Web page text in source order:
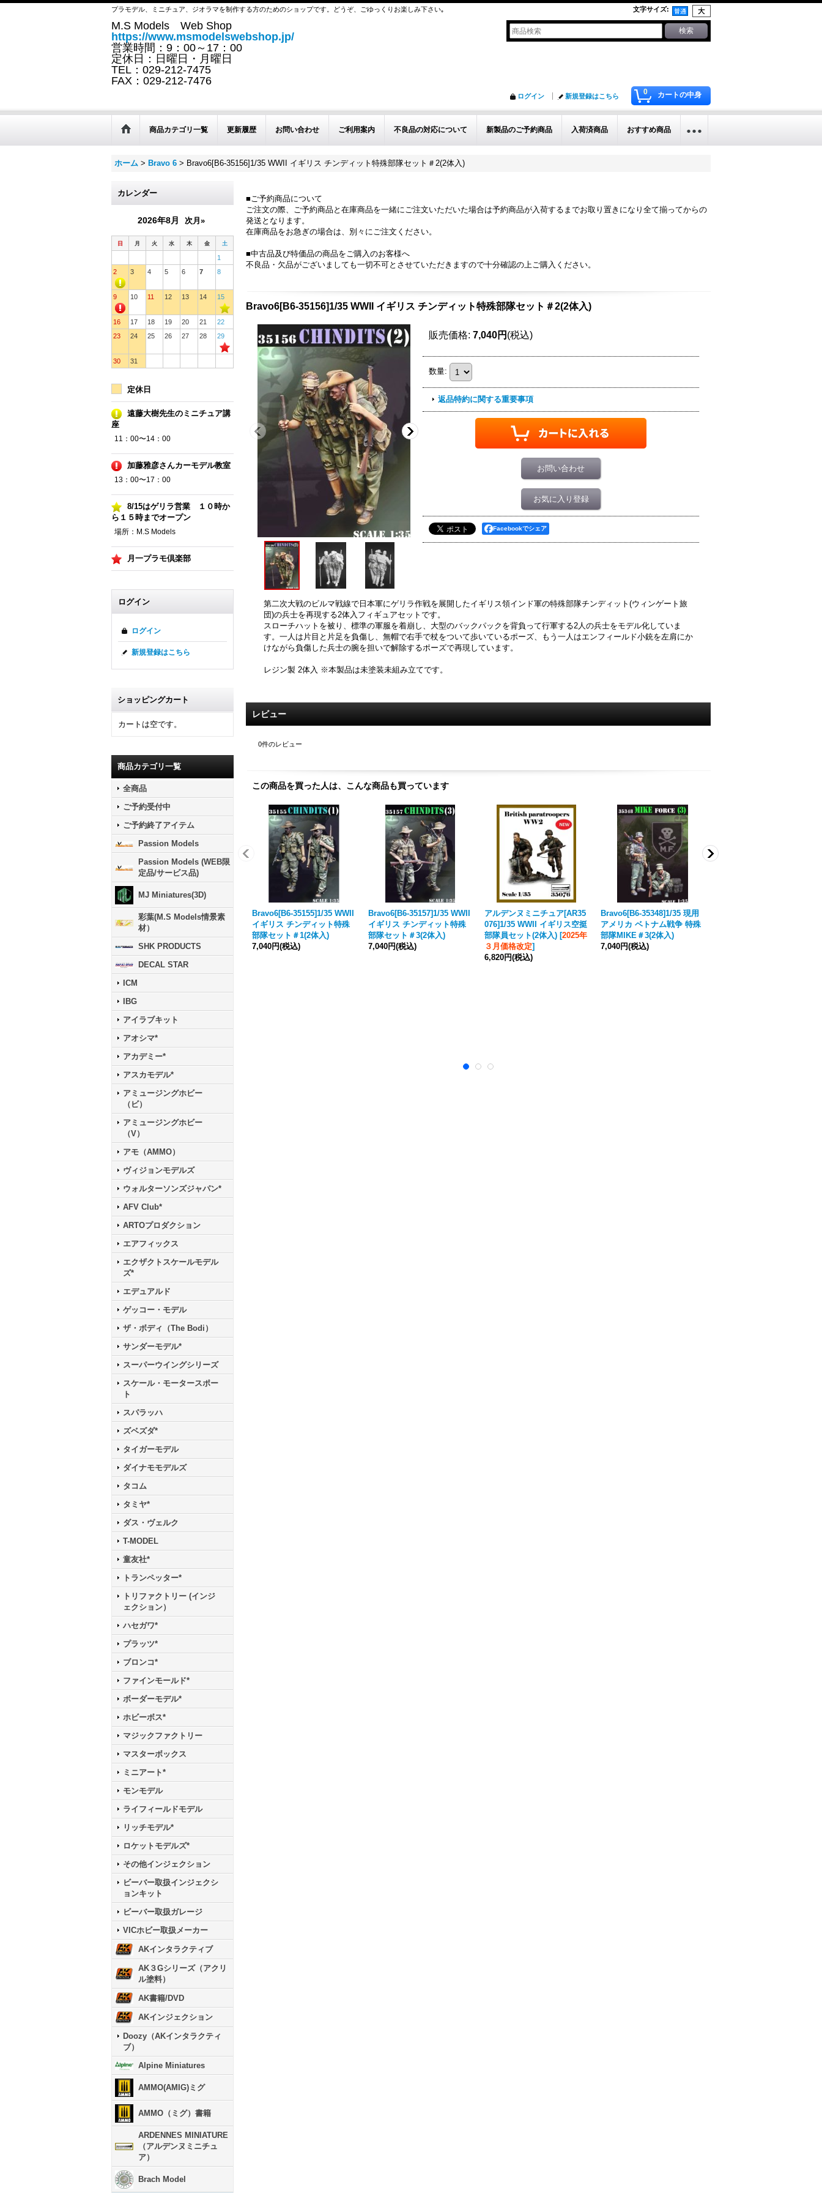
プラモデル、ミニチュア、ジオラマを制作する方のためのショップです。どうぞ、ごゆっくりお楽しみ下さい｡ 文字サイズ:
M.S Models Web Shop
https://www.msmodelswebshop.jp/
営業時間：9：00～17：00
定休日：日曜日・月曜日
TEL：029-212-7475
FAX：029-212-7476
0 カートの中身
ログイン 新規登録はこちら
商品カテゴリ一覧 更新履歴 お問い合わせ ご利用案内 不良品の対応について 新製品のご予約商品 入荷済商品 おすすめ商品
ホーム > Bravo 6 > Bravo6[B6-35156]1/35 WWII イギリス チンディット特殊部隊セット＃2(2体入)
カレンダー
2026年8月 次月»
日 月 火 水 木 金 土
1
2
3 4 5 6 7 8
9 10 11 12 13 14 15
16 17 18 19 20 21
22
23
24 25 26 27 28 29
30 31
定休日
遠藤大樹先生のミニチュア講
座
11：00〜14：00
加藤雅彦さんカーモデル教室
13：00〜17：00
8/15はゲリラ営業 １０時か
ら１５時までオープン
場所：M.S Models
月一プラモ倶楽部
ログイン
ログイン
新規登録はこちら
ショッピングカート
カートは空です。
商品カテゴリ一覧
全商品
ご予約受付中
ご予約終了アイテム
Passion Models
Passion Models (WEB限
定品/サービス品)
MJ Miniatures(3D)
彩葉(M.S Models情景素
材）
SHK PRODUCTS
DECAL STAR
ICM
IBG
アイラブキット
アオシマ*
アカデミー*
アスカモデル*
アミュージングホビー
（ビ）
アミュージングホビー
（V）
アモ（AMMO）
ヴィジョンモデルズ
ウォルターソンズジャパン*
AFV Club*
ARTOプロダクション
エアフィックス
エクザクトスケールモデル
ズ*
エデュアルド
ゲッコー・モデル
ザ・ボディ（The Bodi）
サンダーモデル*
スーパーウイングシリーズ
スケール・モータースポー
ト
スパラッハ
ズベズダ*
タイガーモデル
ダイナモモデルズ
タコム
タミヤ*
ダス・ヴェルク
T-MODEL
童友社*
トランペッター*
トリファクトリー (インジ
ェクション）
ハセガワ*
プラッツ*
ブロンコ*
ファインモールド*
ボーダーモデル*
ホビーボス*
マジックファクトリー
マスターボックス
ミニアート*
モンモデル
ライフィールドモデル
リッチモデル*
ロケットモデルズ*
その他インジェクション
ビーバー取扱インジェクシ
ョンキット
ビーバー取扱ガレージ
VICホビー取扱メーカー
AKインタラクティブ
AK３Gシリーズ（アクリ
ル塗料）
AK書籍/DVD
AKインジェクション
Doozy（AKインタラクティ
ブ）
Alpine Miniatures
AMMO(AMIG)ミグ
AMMO（ミグ）書籍
ARDENNES MINIATURE
（アルデンヌミニチュ
ア）
Brach Model
■ご予約商品について
ご注文の際、ご予約商品と在庫商品を一緒にご注文いただいた場合は予約商品が入荷するまでお取り置きになり全て揃ってからの
発送となります。
在庫商品をお急ぎの場合は、別々にご注文ください。
■中古品及び特価品の商品をご購入のお客様へ
不良品・欠品がございましても一切不可とさせていただきますので十分確認の上ご購入ください。
Bravo6[B6-35156]1/35 WWII イギリス チンディット特殊部隊セット＃2(2体入)
販売価格: 7,040円 (税込)
数量:
返品特約に関する重要事項
お問い合わせ
お気に入り登録
Facebookでシェア
第二次大戦のビルマ戦線で日本軍にゲリラ作戦を展開したイギリス領インド軍の特殊部隊チンディット(ウィンゲート旅
団)の兵士を再現する2体入フィギュアセットです。
スローチハットを被り、標準の軍服を着崩し、大型のバックパックを背負って行軍する2人の兵士をモデル化していま
す。一人は片目と片足を負傷し、無帽で右手で杖をついて歩いているポーズ、もう一人はエンフィールド小銃を左肩にか
けながら負傷した兵士の腕を担いで解除するポーズで再現しています。
レジン製 2体入 ※本製品は未塗装未組み立てです。
レビュー
0件のレビュー
この商品を買った人は、こんな商品も買っています
Bravo6[B6-35155]1/35 WWII
イギリス チンディット特殊
部隊セット＃1(2体入)
7,040円(税込)
Bravo6[B6-35157]1/35 WWII
イギリス チンディット特殊
部隊セット＃3(2体入)
7,040円(税込)
アルデンヌミニチュア[AR35
076]1/35 WWII イギリス空挺
部隊員セット(2体入) [2025年
３月価格改定]
6,820円(税込)
Bravo6[B6-35348]1/35 現用
アメリカ ベトナム戦争 特殊
部隊MIKE＃3(2体入)
7,040円(税込)